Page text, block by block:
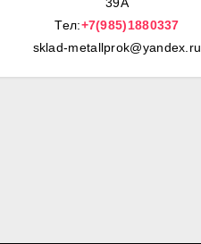
Тел:+7(985)1880337
sklad-metallprok@yandex.ru